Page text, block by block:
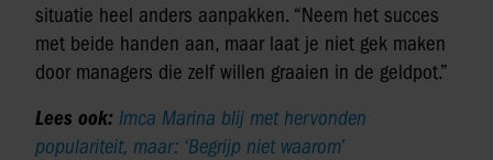
situatie heel anders aanpakken. “Neem het succes
met beide handen aan, maar laat je niet gek maken
door managers die zelf willen graaien in de geldpot.”
Lees ook: Imca Marina blij met hervonden
populariteit, maar: ‘Begrijp niet waarom’